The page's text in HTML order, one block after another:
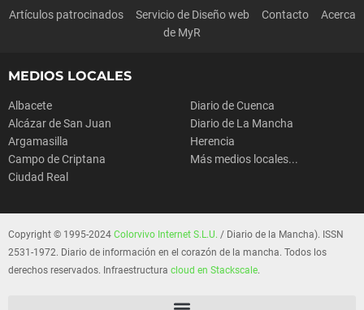
Artículos patrocinados Servicio de Diseño web Contacto
Acerca
de MyR
MEDIOS LOCALES
Albacete
Alcázar de San Juan
Argamasilla
Campo de Criptana
Ciudad Real
Diario de Cuenca
Diario de La Mancha
Herencia
Más medios locales...
Copyright © 1995-2024 Colorvivo Internet S.L.U. / Diario de la Mancha). ISSN
2531-1972. Diario de información en el corazón de la mancha. Todos los
derechos reservados. Infraestructura cloud en Stackscale.